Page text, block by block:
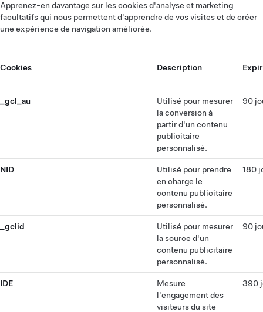
Apprenez-en davantage sur les cookies d'analyse et marketing
facultatifs qui nous permettent d'apprendre de vos visites et de créer
une expérience de navigation améliorée.
Cookies Description
_gcl_au
Utilisé pour mesurer
la conversion à
partir d'un contenu
publicitaire
personnalisé.
90
NID
Utilisé pour prendre
en charge le
contenu publicitaire
personnalisé.
180
_gclid
Utilisé pour mesurer
la source d'un
contenu publicitaire
personnalisé.
90
IDE
Mesure
l'engagement des
visiteurs du site
390